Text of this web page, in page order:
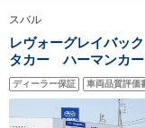
スバル
レヴォーグレイバッ
タカー ハーマンカー
レイ フルセグ
ラ サイドカメラ バ
リヤゲート シート
ディーラー保証 車両品質評価